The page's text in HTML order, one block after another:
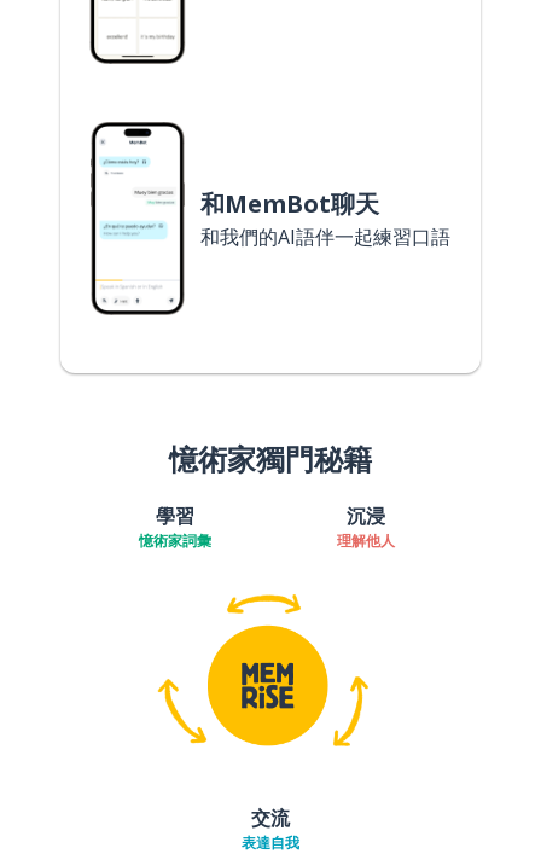
和MemBot聊天
和我們的AI語伴一起練習口語
憶術家獨門秘籍
學習
憶術家詞彙
沉浸
理解他人
交流
表達自我